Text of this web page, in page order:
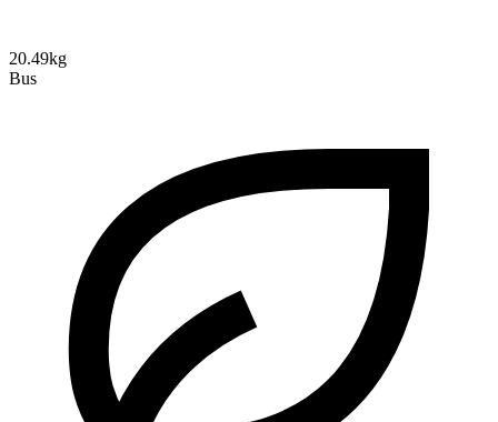
20.49kg
Bus